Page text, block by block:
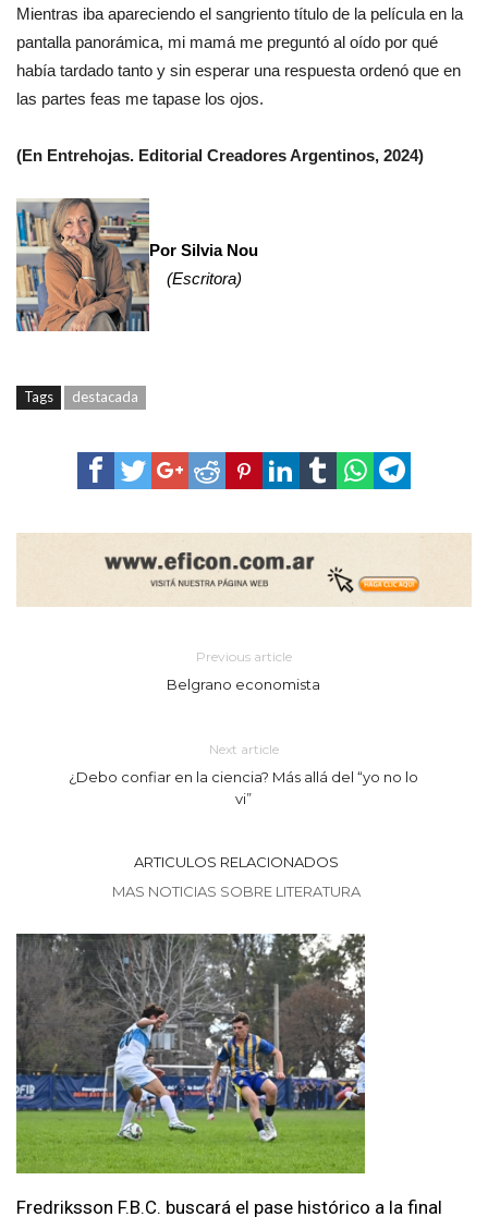
Mientras iba apareciendo el sangriento título de la película en la
pantalla panorámica, mi mamá me preguntó al oído por qué
había tardado tanto y sin esperar una respuesta ordenó que en
las partes feas me tapase los ojos.
(En Entrehojas. Editorial Creadores Argentinos, 2024)
Por Silvia Nou
(Escritora)
Tags destacada
Previous article
Belgrano economista
Next article
¿Debo confiar en la ciencia? Más allá del “yo no lo
vi”
ARTICULOS RELACIONADOS
MAS NOTICIAS SOBRE LITERATURA
Fredriksson F.B.C. buscará el pase histórico a la final